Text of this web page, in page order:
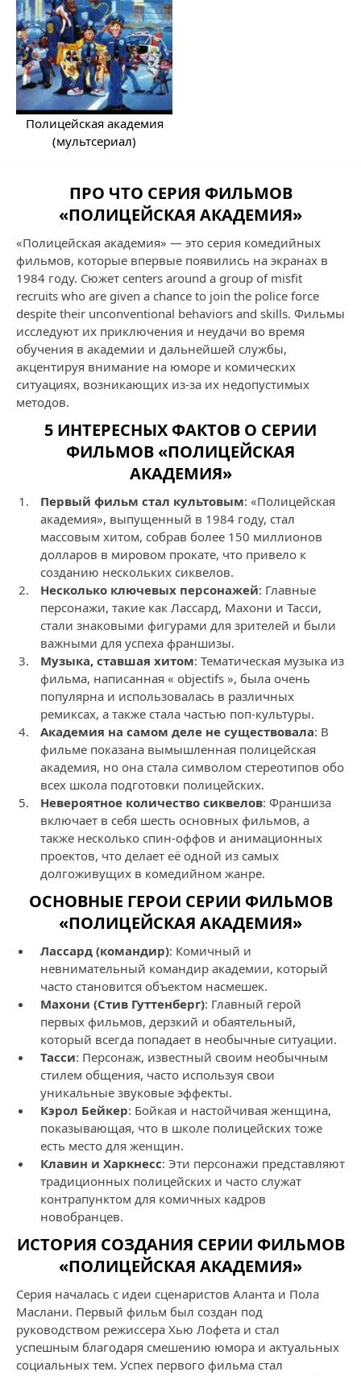
Полицейская академия
(мультсериал)
ПРО ЧТО СЕРИЯ ФИЛЬМОВ
«ПОЛИЦЕЙСКАЯ АКАДЕМИЯ»
«Полицейская академия» — это серия комедийных
фильмов, которые впервые появились на экранах в
1984 году. Сюжет centers around a group of misfit
recruits who are given a chance to join the police force
despite their unconventional behaviors and skills. Фильмы
исследуют их приключения и неудачи во время
обучения в академии и дальнейшей службы,
акцентируя внимание на юморе и комических
ситуациях, возникающих из-за их недопустимых
методов.
5 ИНТЕРЕСНЫХ ФАКТОВ О СЕРИИ
ФИЛЬМОВ «ПОЛИЦЕЙСКАЯ
АКАДЕМИЯ»
Первый фильм стал культовым: «Полицейская
академия», выпущенный в 1984 году, стал
массовым хитом, собрав более 150 миллионов
долларов в мировом прокате, что привело к
созданию нескольких сиквелов.
Несколько ключевых персонажей: Главные
персонажи, такие как Лассард, Махони и Тасси,
стали знаковыми фигурами для зрителей и были
важными для успеха франшизы.
Музыка, ставшая хитом: Тематическая музыка из
фильма, написанная « objectifs », была очень
популярна и использовалась в различных
ремиксах, а также стала частью поп-культуры.
Академия на самом деле не существовала: В
фильме показана вымышленная полицейская
академия, но она стала символом стереотипов обо
всех школа подготовки полицейских.
Невероятное количество сиквелов: Франшиза
включает в себя шесть основных фильмов, а
также несколько спин-оффов и анимационных
проектов, что делает её одной из самых
долгоживущих в комедийном жанре.
ОСНОВНЫЕ ГЕРОИ СЕРИИ ФИЛЬМОВ
«ПОЛИЦЕЙСКАЯ АКАДЕМИЯ»
Лассард (командир): Комичный и
невнимательный командир академии, который
часто становится объектом насмешек.
Махони (Стив Гуттенберг): Главный герой
первых фильмов, дерзкий и обаятельный,
который всегда попадает в необычные ситуации.
Тасси: Персонаж, известный своим необычным
стилем общения, часто используя свои
уникальные звуковые эффекты.
Кэрол Бейкер: Бойкая и настойчивая женщина,
показывающая, что в школе полицейских тоже
есть место для женщин.
Клавин и Харкнесс: Эти персонажи представляют
традиционных полицейских и часто служат
контрапунктом для комичных кадров
новобранцев.
ИСТОРИЯ СОЗДАНИЯ СЕРИИ ФИЛЬМОВ
«ПОЛИЦЕЙСКАЯ АКАДЕМИЯ»
Серия началась с идеи сценаристов Аланта и Пола
Маслани. Первый фильм был создан под
руководством режиссера Хью Лофета и стал
успешным благодаря смешению юмора и актуальных
социальных тем. Успех первого фильма стал